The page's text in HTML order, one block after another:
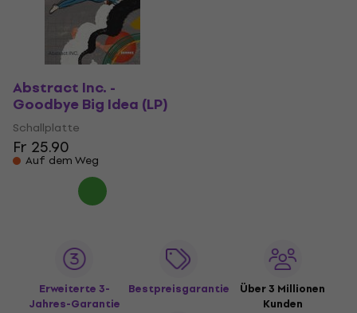
Abstract Inc. -
Goodbye Big Idea (LP)
Schallplatte
Fr 25.90
Auf dem Weg
Erweiterte 3-
Jahres-Garantie
Bestpreisgarantie
Über 3 Millionen
Kunden